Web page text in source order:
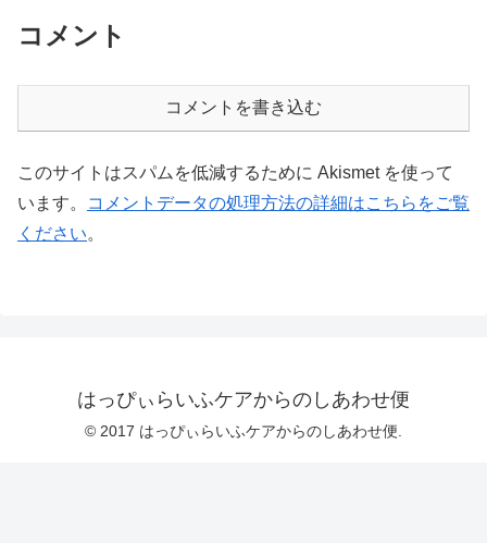
コメント
コメントを書き込む
このサイトはスパムを低減するために Akismet を使って
います。
コメントデータの処理方法の詳細はこちらをご覧
ください。
はっぴぃらいふケアからのしあわせ便
© 2017 はっぴぃらいふケアからのしあわせ便.